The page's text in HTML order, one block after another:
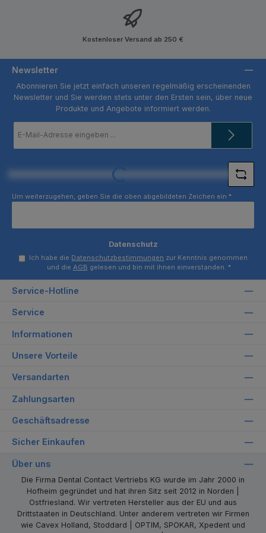
Kostenloser Versand ab 250 €
Newsletter
Abonnieren Sie jetzt einfach unseren regelmäßig erscheinenden
Newsletter und Sie werden stets unter den Ersten sein, über neue
Produkte und Angebote informiert werden.
Mail-
Loading...
Um weiterzugehen, geben Sie die oben abgebildeten Zeichen ein *
Datenschutz
Ich habe die Datenschutzbestimmungen zur Kenntnis genommen
und die AGB gelesen und bin mit ihnen einverstanden. *
Service-Hotline
Service
Informationen
Unsere Vorteile
Versandarten
Zahlungsarten
Geschäftsadresse
Sicher Einkaufen
Über uns
Die Firma Dental Contact Vertriebs KG wurde im Jahr 2000 in
Hofheim gegründet und hat ihren Sitz seit 2012 in Norden |
Ostfriesland. Wir vertreten Hersteller aus der EU und aus
Drittstaaten in Deutschland. Unter anderem vertreten wir Firmen
wie Cavex Holland, Stoddard | OPTIM, SPOKAR, Xpedent und